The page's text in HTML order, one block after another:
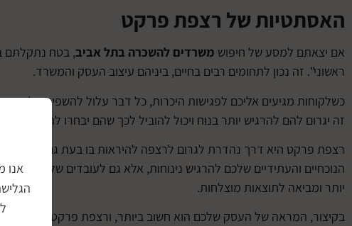
האסתטיות של רצפת פרקט
אם יצאתם למסע של חיפוש משרדים להשכרה בתל אביב, בטח נתקלתם
ראשוני". זה נכון לתחומים רבים בחיים, ביניהם עיצוב העסק והמשרד.
כשלקוחות מגיעים אליכם לפגישות היכרות, כל דבר עלול להשפיע על
זה יגרום להם להרגיש יותר בנוח ויכול להוביל לכך שהם יבחרו להמשיך
רצפת פרקט היא דרך נהדרת לגרום לרצפה להיראות בו בעת גם ביתית
הנוכחיים והעתידיים שלכם להרגיש נינוחות, אלא גם לעובדים שלכם
יותר ומביאה לתוצאות מוצלחות.
בקיצור, המראה של העסק שלכם הוא חשוב ביותר, ורצפת פרקט יכולה